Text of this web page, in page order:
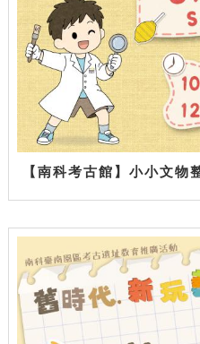
【南科考古館】小小文物